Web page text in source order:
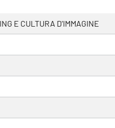
E CULTURA D'IMMAGINE